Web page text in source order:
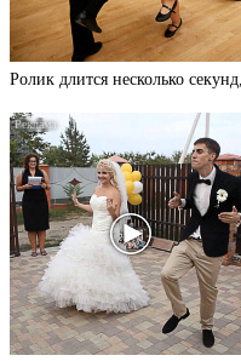
Ролик длится несколько